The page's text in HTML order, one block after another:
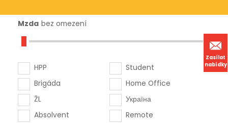
Zasílat
nabídky
Mzda bez omezení
HPP
Brigáda
ŽL
Absolvent
Student
Home Office
Україна
Remote